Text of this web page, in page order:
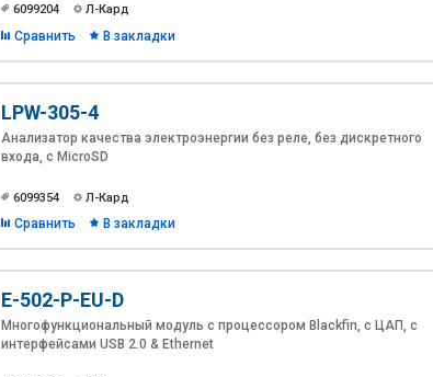
6099204 Л-Кард
Сравнить В закладки
LPW-305-4
Анализатор качества электроэнергии без реле, без дискретного
входа, c MicroSD
6099354 Л-Кард
Сравнить В закладки
E-502-P-EU-D
Многофункциональный модуль с процессором Blackfin, с ЦАП, с
интерфейсами USB 2.0 & Ethernet